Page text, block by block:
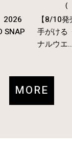
2026
SNAP
(
【8/10
手がける
ナルウエ
MORE